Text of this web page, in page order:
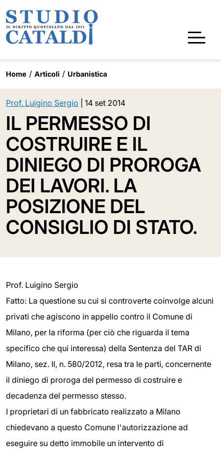
Home Articoli Urbanistica
Prof. Luigino Sergio 14 set 2014
IL PERMESSO DI
COSTRUIRE E IL
DINIEGO DI PROROGA
DEI LAVORI. LA
POSIZIONE DEL
CONSIGLIO DI STATO.
Prof. Luigino Sergio
Fatto: La questione su cui si controverte coinvolge alcuni
privati che agiscono in appello contro il Comune di
Milano, per la riforma (per ciò che riguarda il tema
specifico che qui interessa) della Sentenza del TAR di
Milano, sez. II, n. 580/2012, resa tra le parti, concernente
il diniego di proroga del permesso di costruire e
decadenza del permesso stesso.
I proprietari di un fabbricato realizzato a Milano
chiedevano a questo Comune l'autorizzazione ad
eseguire su detto immobile un intervento di